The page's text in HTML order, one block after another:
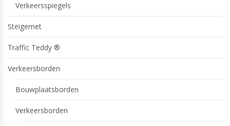
Verkeersspiegels
Steigernet
Traffic Teddy ®
Verkeersborden
Bouwplaatsborden
Verkeersborden